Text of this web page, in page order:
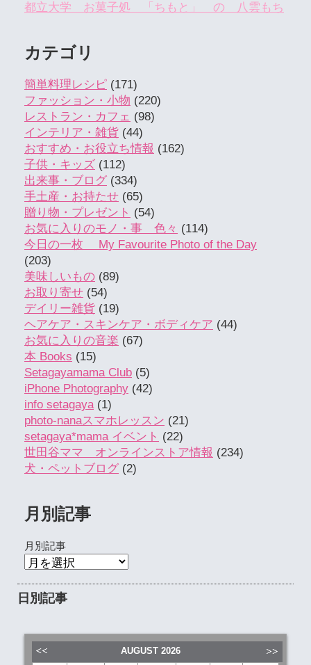
都立大学 お菓子処 「ちもと」 の 八雲もち
カテゴリ
簡単料理レシピ (171)
ファッション・小物 (220)
レストラン・カフェ (98)
インテリア・雑貨 (44)
おすすめ・お役立ち情報 (162)
子供・キッズ (112)
出来事・ブログ (334)
手土産・お持たせ (65)
贈り物・プレゼント (54)
お気に入りのモノ・事 色々 (114)
今日の一枚 My Favourite Photo of the Day
(203)
美味しいもの (89)
お取り寄せ (54)
デイリー雑貨 (19)
ヘアケア・スキンケア・ボディケア (44)
お気に入りの音楽 (67)
本 Books (15)
Setagayamama Club (5)
iPhone Photography (42)
info setagaya(1)
photo-nanaスマホレッスン (21)
setagaya*mama イベント (22)
世田谷ママ オンラインストア情報 (234)
犬・ペットブログ (2)
月別記事
月別記事
日別記事
AUGUST 2026